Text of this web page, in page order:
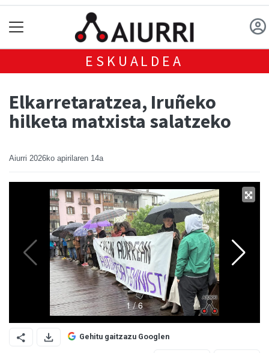
ESKUALDEA
Elkarretaratzea, Iruñeko
hilketa matxista salatzeko
Aiurri 2026ko apirilaren 14a
Gehitu gaitzazu Googlen